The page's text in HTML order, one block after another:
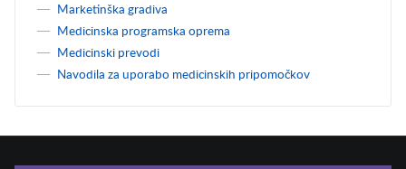
Marketinška gradiva
Medicinska programska oprema
Medicinski prevodi
Navodila za uporabo medicinskih pripomočkov